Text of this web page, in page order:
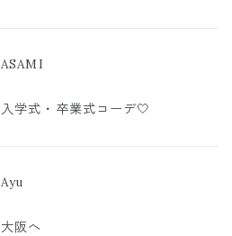
ASAMI
入学式・卒業式コーデ🤍
Ayu
大阪へ